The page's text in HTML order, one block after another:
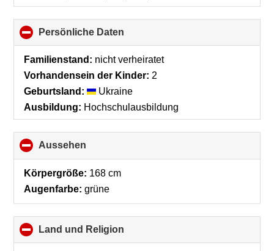
Persönliche Daten
to
collapse
Familienstand: nicht verheiratet
Vorhandensein der Kinder: 2
Geburtsland:
Ukraine
Ausbildung: Hochschulausbildung
Aussehen
to
collapse
Körpergröße: 168 cm
Augenfarbe: grüne
Land und Religion
to